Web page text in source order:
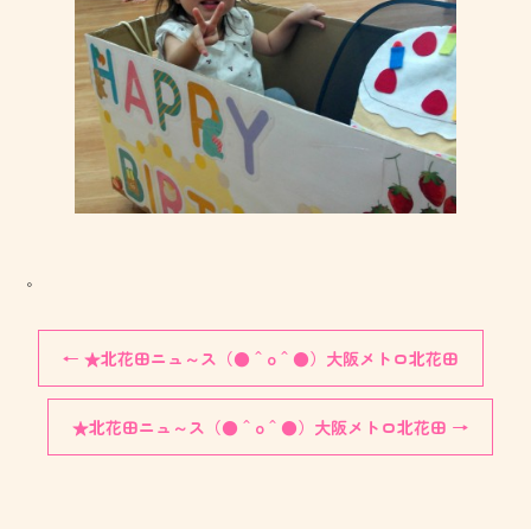
。
← ★北花田ニュ～ス（●＾o＾●）大阪メトロ北花田
★北花田ニュ～ス（●＾o＾●）大阪メトロ北花田 →